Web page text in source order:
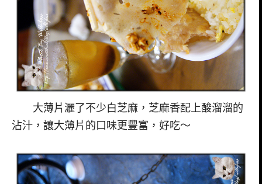
大薄片灑了不少白芝麻，芝麻香配上酸溜溜的
沾汁，讓大薄片的口味更豐富，好吃～